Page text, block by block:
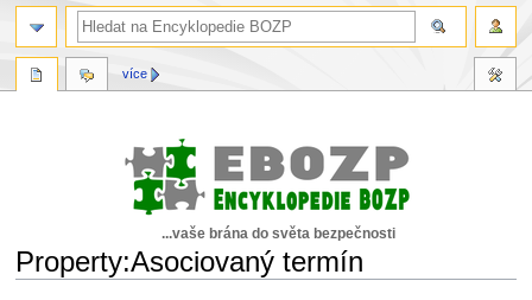
...vaše brána do světa bezpečnosti
Property:Asociovaný termín
více